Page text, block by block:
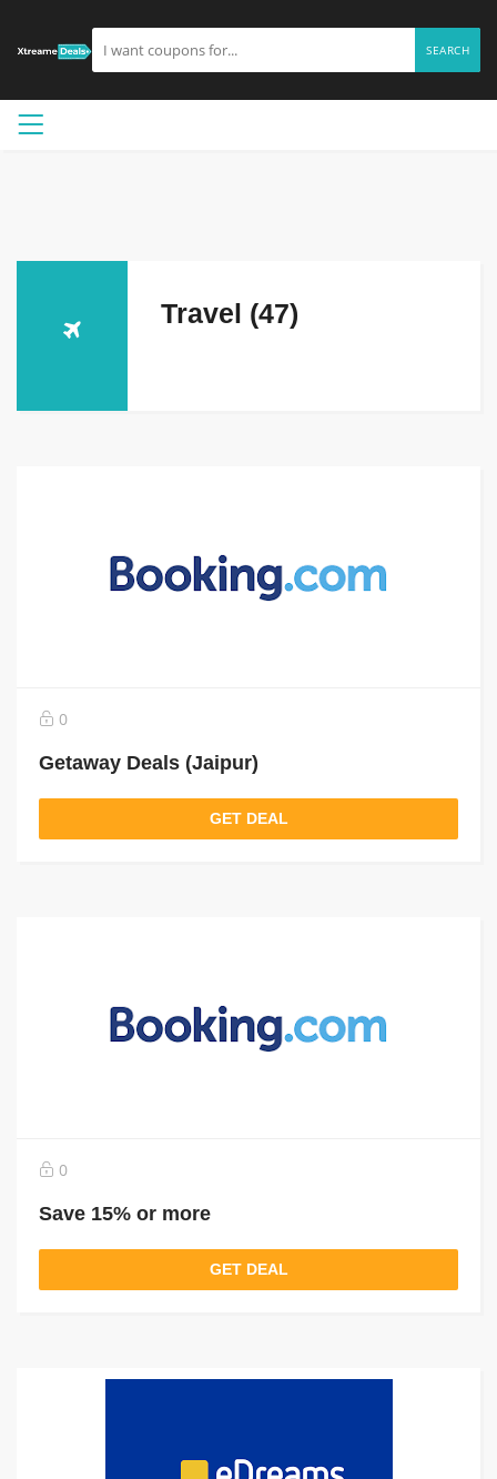
SEARCH
Travel (47)
0
Getaway Deals (Jaipur)
GET DEAL
0
Save 15% or more
GET DEAL